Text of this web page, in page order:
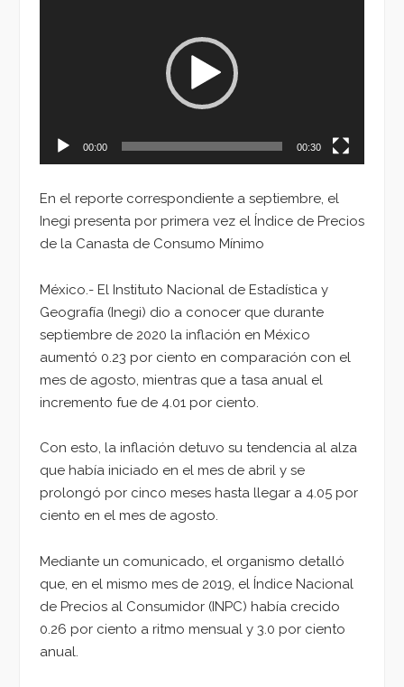
00:00 00:30
En el reporte correspondiente a septiembre, el
Inegi presenta por primera vez el Índice de Precios
de la Canasta de Consumo Mínimo
México.- El Instituto Nacional de Estadística y
Geografía (Inegi) dio a conocer que durante
septiembre de 2020 la inflación en México
aumentó 0.23 por ciento en comparación con el
mes de agosto, mientras que a tasa anual el
incremento fue de 4.01 por ciento.
Con esto, la inflación detuvo su tendencia al alza
que había iniciado en el mes de abril y se
prolongó por cinco meses hasta llegar a 4.05 por
ciento en el mes de agosto.
Mediante un comunicado, el organismo detalló
que, en el mismo mes de 2019, el Índice Nacional
de Precios al Consumidor (INPC) había crecido
0.26 por ciento a ritmo mensual y 3.0 por ciento
anual.